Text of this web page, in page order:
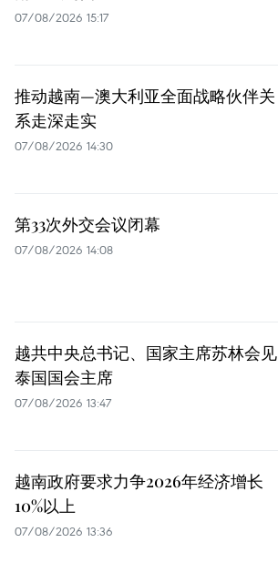
07/08/2026 15:17
推动越南—澳大利亚全面战略伙伴关
系走深走实
07/08/2026 14:30
第33次外交会议闭幕
07/08/2026 14:08
越共中央总书记、国家主席苏林会见
泰国国会主席
07/08/2026 13:47
越南政府要求力争2026年经济增长
10%以上
07/08/2026 13:36